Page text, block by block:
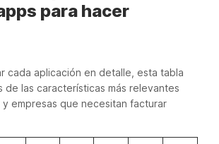
para hacer
cada aplicación en detalle, esta tabla
de las características más relevantes
empresas que necesitan facturar